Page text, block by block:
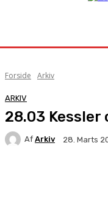
Forside Arkiv
ARKIV
28.03 Kessler
Af Arkiv 28. Marts